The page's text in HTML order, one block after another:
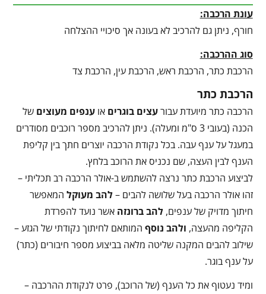
עונת הרכבה:
חורף, ניתן גם להרכיב לא בעונה אך סיכויי ההצלחה
סוג ההרכבה:
הרכבת כתר, הרכבת ראש, הרכבת עין, הרכבת צד
הרכבת כתר
הרכבה כתר מיועדת עבורעצים בוגריםאוענפים מעוציםשל
הכנה (בעובי 3 ס"מ ומעלה). ניתן להרכיב מספר רוכבים מסודרים
במעגל על ענף עבה. בכל נקודת הרכבה יוצרים חתך בין קליפת
הענף לבין העצה, שם נכניס את הרוכב בלחץ.
לביצוע הרכבת כתר נרצה להשתמש ב-אולר הרכבה רב תכליתי –
זהו אולר הרכבה בעל שלושה להבים –להב מעוקל המאפשר
חיתוך מדויק של ענפים,להב ברונזהאשר נועד להפרדת
הקליפה מהעצה, ולהב נוסף המותאם לחיתוך נקודתי של הגזע –
שילוב להבים המקנה שליטה מלאה בביצוע מספר חיבורים (כתר)
על ענף בוגר.
ומיד נעטוף את כל הענף (של הרוכב), פרט לנקודת ההרכבה –